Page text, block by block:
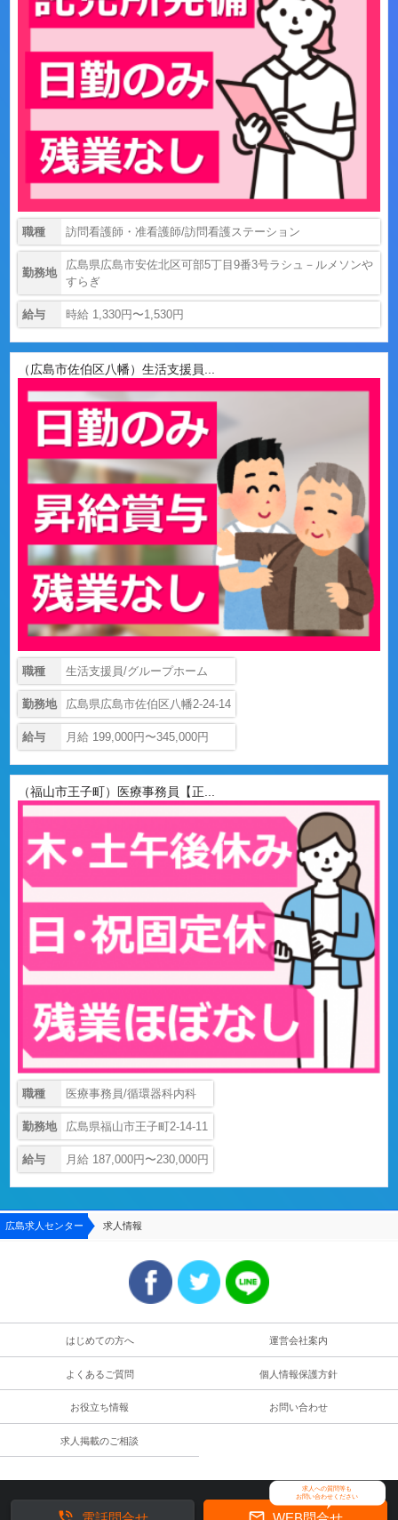
職種 訪問看護師・准看護師/訪問看護ステーション
勤務地
広島県広島市安佐北区可部5丁目9番3号ラシュ－ルメソンや
すらぎ
給与 時給 1,330円〜1,530円
（広島市佐伯区八幡）生活支援員...
職種 生活支援員/グループホーム
勤務地 広島県広島市佐伯区八幡2-24-14
給与 月給 199,000円〜345,000円
（福山市王子町）医療事務員【正...
職種 医療事務員/循環器科内科
勤務地 広島県福山市王子町2-14-11
給与 月給 187,000円〜230,000円
広島求人センター 求人情報
はじめての方へ 運営会社案内
よくあるご質問 個人情報保護方針
お役立ち情報 お問い合わせ
求人掲載のご相談
求人への質問等も
お問い合わせください